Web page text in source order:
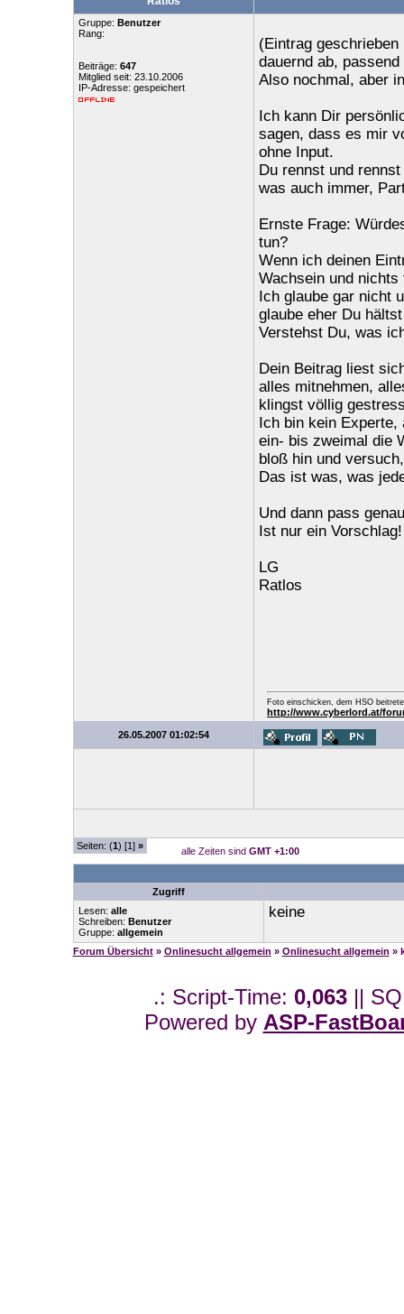
Gruppe: Benutzer
Rang:
Beiträge: 647
Mitglied seit: 23.10.2006
IP-Adresse: gespeichert
(Eintrag
dauernd ab,
Also nochmal, aber
Ich kann Dir
sagen, dass es mir
ohne Input.
Du rennst und
was auch immer,
Ernste Frage:
tun?
Wenn ich deinen
Wachsein und
Ich glaube gar nicht
glaube eher Du
Verstehst Du, was
Dein Beitrag liest
alles mitnehmen,
klingst völlig
Ich bin kein Experte,
ein- bis zweimal die
bloß hin und
Das ist was, was
Und dann pass
Ist nur ein Vorschlag!
LG
Ratlos
Foto einschicken, dem HSO
http://www.cyberlord.at/
26.05.2007 01:02:54
Seiten: (1) [1] » alle Zeiten sind GMT +1:00
Zugriff
Lesen: alle
Schreiben: Benutzer
Gruppe: allgemein
keine
Forum Übersicht » Onlinesucht allgemein » Onlinesucht allgemein »
.: Script-Time: 0,063||
Powered by ASP-